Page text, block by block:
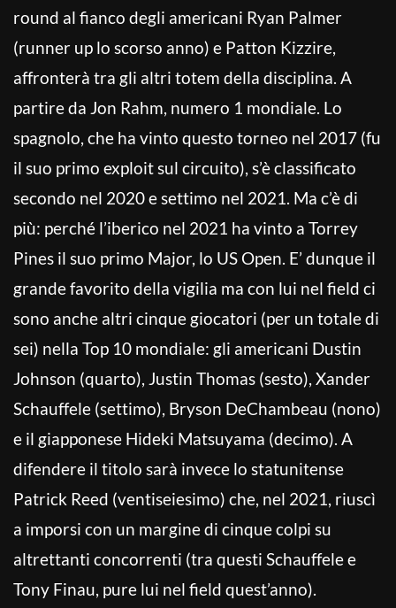
round al fianco degli americani Ryan Palmer
(runner up lo scorso anno) e Patton Kizzire,
affronterà tra gli altri totem della disciplina. A
partire da Jon Rahm, numero 1 mondiale. Lo
spagnolo, che ha vinto questo torneo nel 2017 (fu
il suo primo exploit sul circuito), s’è classificato
secondo nel 2020 e settimo nel 2021. Ma c’è di
più: perché l’iberico nel 2021 ha vinto a Torrey
Pines il suo primo Major, lo US Open. E’ dunque il
grande favorito della vigilia ma con lui nel field ci
sono anche altri cinque giocatori (per un totale di
sei) nella Top 10 mondiale: gli americani Dustin
Johnson (quarto), Justin Thomas (sesto), Xander
Schauffele (settimo), Bryson DeChambeau (nono)
e il giapponese Hideki Matsuyama (decimo). A
difendere il titolo sarà invece lo statunitense
Patrick Reed (ventiseiesimo) che, nel 2021, riuscì
a imporsi con un margine di cinque colpi su
altrettanti concorrenti (tra questi Schauffele e
Tony Finau, pure lui nel field quest’anno).